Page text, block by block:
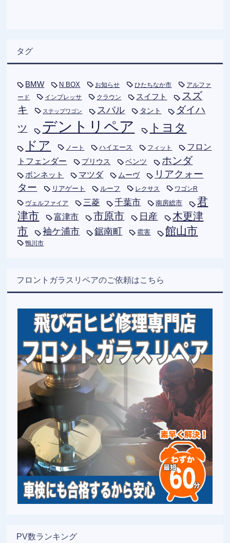
タグ
BMW N BOX お知らせ ひたちなか市
アルファ
ード
インプレッサ クラウン スイフト
スズ
キ
ステップワゴン スバル タント
ダイハ
ツ
デントリペア
トヨタ
ドア
ノート ハイエース フィット
フロン
トフェンダー
プリウス ベンツ ホンダ
ボンネット マツダ ムーヴ
リアクォー
ター
リアゲート ルーフ レクサス ワゴンR
ヴェルファイア 三菱 千葉市 南房総市
君
津市
富津市 市原市 日産
木更津
市
袖ケ浦市 鋸南町 雹害 館山市
鴨川市
フロントガラスリペアのご依頼はこちら
PV数ランキング